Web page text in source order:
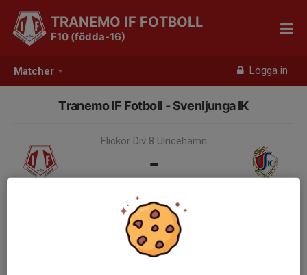
Matcher Logga in
TRANEMO IF FOTBOLL
F10 (födda-16)
Tranemo IF Fotboll - Svenljunga IK
Flickor Div 8 Ulricehamn
-
Samling 10:00